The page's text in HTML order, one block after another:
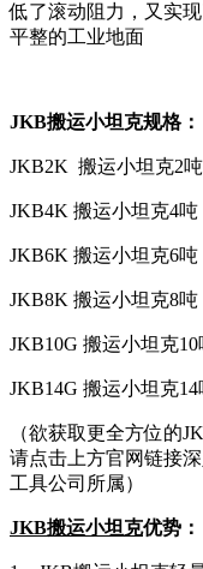
低了滚动阻力，又实
平整的工业地面
JKB搬运小坦克规格：
JKB2K 搬运小坦克2吨
JKB4K 搬运小坦克4吨
JKB6K 搬运小坦克6吨
JKB8K 搬运小坦克8吨
JKB10G 搬运小坦克10
JKB14G 搬运小坦克14
（欲获取更全方位的
请点击上方官网链接
工具公司所属）
JKB搬运小坦克优势：